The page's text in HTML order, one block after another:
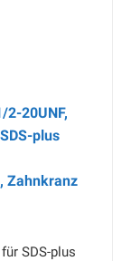
20UNF,
plus
Zahnkranz
SDS-plus